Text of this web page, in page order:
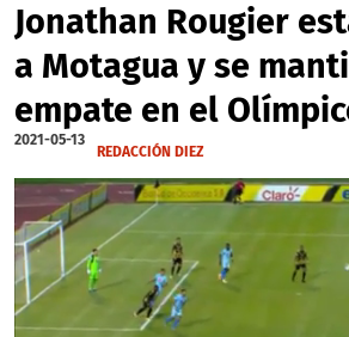
Jonathan Rougier
a Motagua y se
empate en el
2021-05-13
REDACCIÓN DIEZ